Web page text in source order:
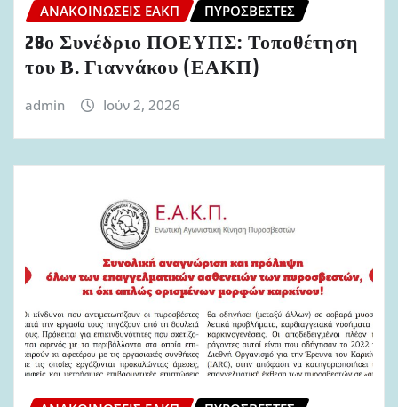
ΑΝΑΚΟΙΝΏΣΕΙΣ ΕΑΚΠ ΠΥΡΟΣΒΈΣΤΕΣ
28ο Συνέδριο ΠΟΕΥΠΣ: Τοποθέτηση
του Β. Γιαννάκου (ΕΑΚΠ)
admin Ιούν 2, 2026